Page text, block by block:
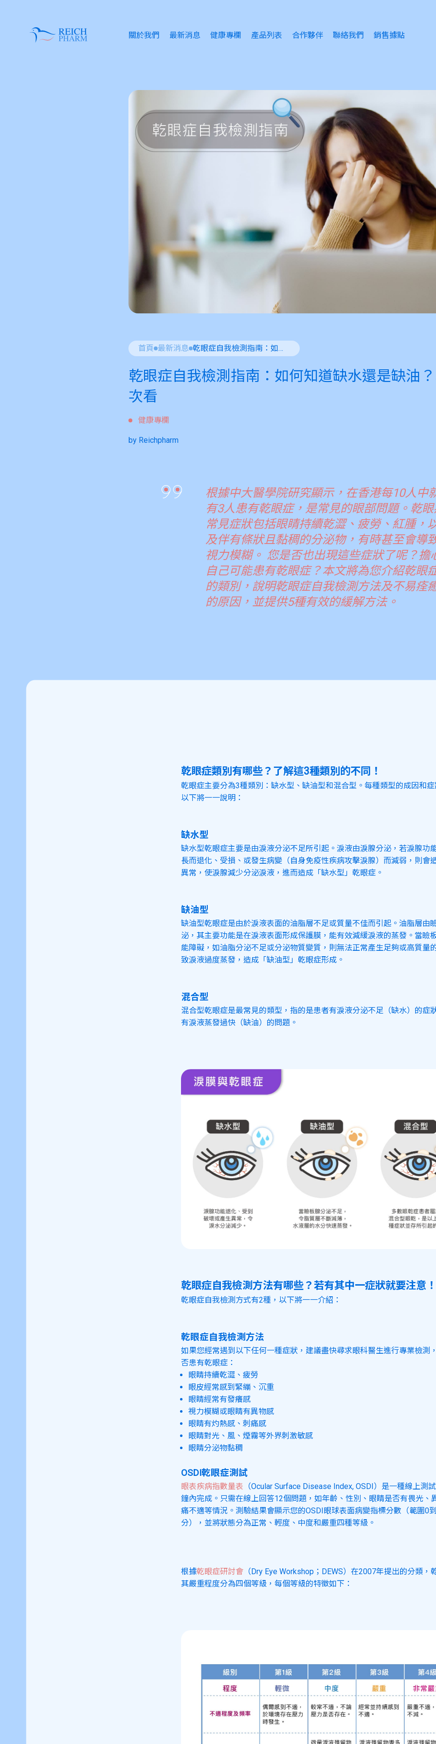
關於我們 最新消息
健康專欄
傷風感冒
痔瘡護理
產品列表 合作夥伴 聯絡我們 銷售據點
首頁 最新消息 乾眼症自我檢測指南：如何知道缺水還是缺油？乾眼四等級一次看
乾眼症自我檢測指南：如何知道缺水還是缺油
次看
健康專欄
by Reichpharm
根據中大醫學院研究顯示，在香港每10人中
有3人患有乾眼症，是常見的眼部問題。乾眼
常見症狀包括眼睛持續乾澀、疲勞、紅腫，
及伴有條狀且黏稠的分泌物，有時甚至會導
視力模糊。 您是否也出現這些症狀了呢？擔
自己可能患有乾眼症？本文將為您介紹乾眼
的類別，說明乾眼症自我檢測方法及不易痊
的原因，並提供5種有效的緩解方法。
乾眼症類別有哪些？了解這3種類別的不同！
乾眼症主要分為3種類別：缺水型、缺油型和混合型。每種類型的成因和
以下將一一說明：
缺水型
缺水型乾眼症主要是由淚液分泌不足所引起。淚液由淚腺分泌，若淚腺功
長而退化、受損、或發生病變（自身免疫性疾病攻擊淚腺）而減弱，則會
異常，使淚腺減少分泌淚液，進而造成「缺水型」乾眼症。
缺油型
缺油型乾眼症是由於淚液表面的油脂層不足或質量不佳而引起。油脂層由
泌，其主要功能是在淚液表面形成保護膜，能有效減緩淚液的蒸發。當瞼
能障礙，如油脂分泌不足或分泌物質變質，則無法正常產生足夠或高質量
致淚液過度蒸發，造成「缺油型」乾眼症形成。
混合型
混合型乾眼症是最常見的類型，指的是患者有淚液分泌不足（缺水）的症
有淚液蒸發過快（缺油）的問題。
乾眼症自我檢測方法有哪些？若有其中一症狀就要注意！
乾眼症自我檢測方式有2種，以下將一一介紹：
乾眼症自我檢測方法
如果您經常遇到以下任何一種症狀，建議盡快尋求眼科醫生進行專業檢測
否患有乾眼症：
眼睛持續乾澀、疲勞
眼皮經常感到緊繃、沉重
眼睛經常有發癢感
視力模糊或眼睛有異物感
眼睛有灼熱感、刺痛感
眼睛對光、風、煙霧等外界刺激敏感
眼睛分泌物黏稠
OSDI乾眼症測試
眼表疾病指數量表 （Ocular Surface Disease Index, OSDI）是一種線上測
鐘內完成。只需在線上回答12個問題，如年齡、性別、眼睛是否有畏光、
痛不適等情況。測驗結果會顯示您的OSDI眼球表面病變指標分數（範圍0
分），並將狀態分為正常、輕度、中度和嚴重四種等級。
根據乾眼症研討會 （Dry Eye Workshop；DEWS）在2007年提出的分類，
其嚴重程度分為四個等級，每個等級的特徵如下：